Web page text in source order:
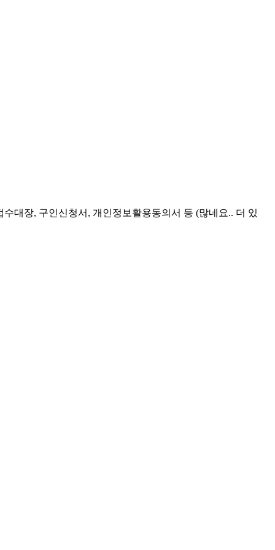
대장, 구인신청서, 개인정보활용동의서 등 (많네요.. 더 있